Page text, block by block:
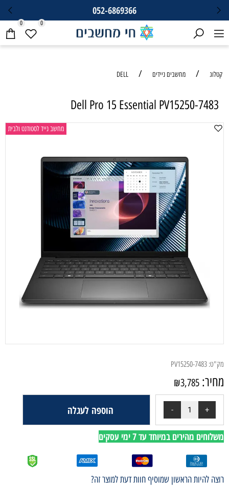
052-6869366
0 0
קטלוג / מחשבים ניידים /
DELL
Dell Pro 15 Essential PV15250-7483
מחשב נייד לסטודנט ולבית
מק"ט: PV15250-7483
מחיר: ₪3,785
הוספה לעגלה
משלוחים מהירים במיוחד עד 7 ימי עסקים
רוצה להיות הראשון שמוסיף חוות דעת למוצר זה?